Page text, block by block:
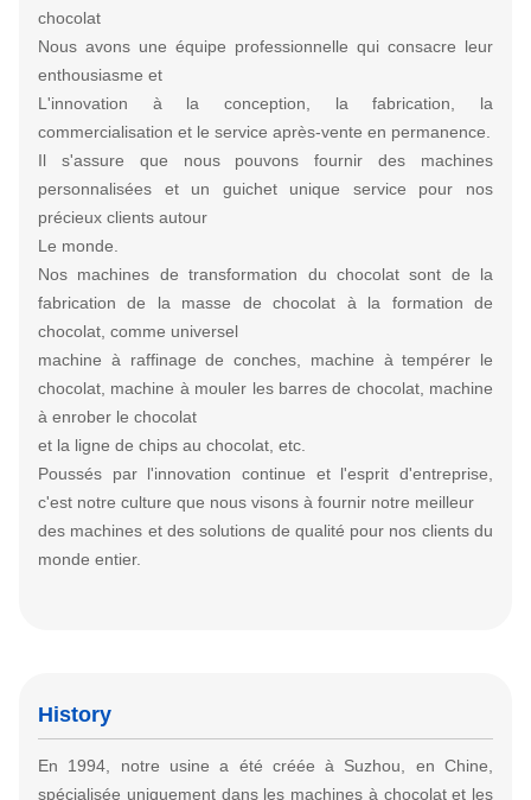
chocolat
Nous avons une équipe professionnelle qui consacre leur
enthousiasme et
L'innovation à la conception, la fabrication, la
commercialisation et le service après-vente en permanence.
Il s'assure que nous pouvons fournir des machines
personnalisées et un guichet unique service pour nos
précieux clients autour
Le monde.
Nos machines de transformation du chocolat sont de la
fabrication de la masse de chocolat à la formation de
chocolat, comme universel
machine à raffinage de conches, machine à tempérer le
chocolat, machine à mouler les barres de chocolat, machine
à enrober le chocolat
et la ligne de chips au chocolat, etc.
Poussés par l'innovation continue et l'esprit d'entreprise,
c'est notre culture que nous visons à fournir notre meilleur
des machines et des solutions de qualité pour nos clients du
monde entier.
History
En 1994, notre usine a été créée à Suzhou, en Chine,
spécialisée uniquement dans les machines à chocolat et les